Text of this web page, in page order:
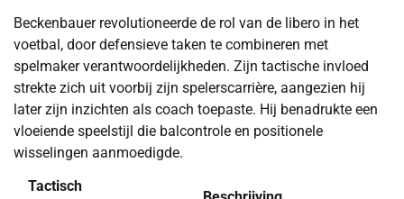
Beckenbauer revolutioneerde de rol van de libero in het
voetbal, door defensieve taken te combineren met
spelmaker verantwoordelijkheden. Zijn tactische invloed
strekte zich uit voorbij zijn spelerscarrière, aangezien hij
later zijn inzichten als coach toepaste. Hij benadrukte een
vloeiende speelstijl die balcontrole en positionele
wisselingen aanmoedigde.
Tactisch